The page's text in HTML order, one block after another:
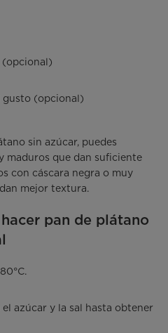
(opcional)
gusto (opcional)
sin azúcar, puedes
maduros que dan suficiente
con cáscara negra o muy
mejor textura.
pan de plátano
azúcar y la sal hasta obtener